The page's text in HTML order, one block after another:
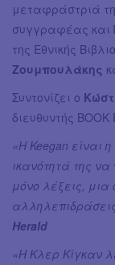
μεταφράστριά
συγγραφέας και
της Εθνικής
Ζουμπουλάκης
Συντονίζει ο
διευθυντής BOOK
«Η Keegan είναι
ικανότητά της
μόνο λέξεις,
Herald
«Η Κλερ Κίγκαν